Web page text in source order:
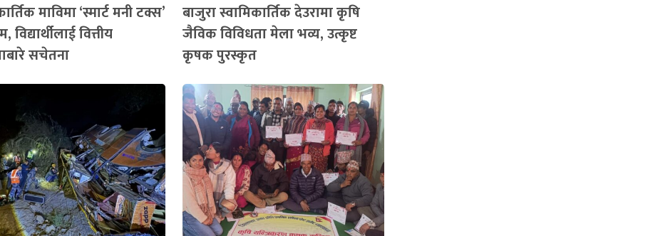
माविमा ‘स्मार्ट मनी टक्स’
विद्यार्थीलाई वित्तीय
सचेतना
बाजुरा स्वामिकार्तिक देउरामा कृषि
जैविक विविधता मेला भव्य, उत्कृष्ट
कृषक पुरस्कृत